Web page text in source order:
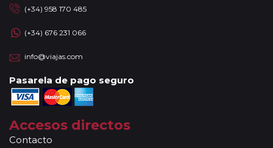
(+34) 958 170 485
(+34) 676 231 066
info@viajas.com
Pasarela de pago seguro
Accesos directos
Contacto